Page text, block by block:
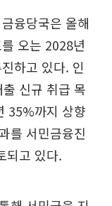
융당국은 올해
오는 2028년
하고 있다. 인
신규 취급 목
35%까지 상향
를 서민금융진
되고 있다.